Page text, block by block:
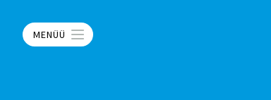
MENÜÜ